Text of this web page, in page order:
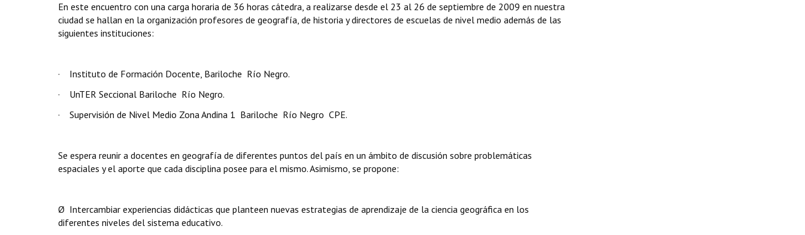
En este encuentro con una carga horaria de 36 horas cátedra, a realizarse desde el 23 al 26 de septiembre de 2009 en nuestra
ciudad se hallan en la organización profesores de geografía, de historia y directores de escuelas de nivel medio además de las
siguientes instituciones:
· Instituto de Formación Docente, Bariloche  Río Negro.
· UnTER Seccional Bariloche  Río Negro.
· Supervisión de Nivel Medio Zona Andina 1  Bariloche  Río Negro  CPE.
Se espera reunir a docentes en geografía de diferentes puntos del país en un ámbito de discusión sobre problemáticas
espaciales y el aporte que cada disciplina posee para el mismo. Asimismo, se propone:
Ø Intercambiar experiencias didácticas que planteen nuevas estrategias de aprendizaje de la ciencia geográfica en los
diferentes niveles del sistema educativo.